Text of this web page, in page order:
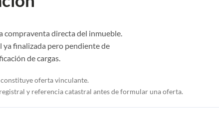
compraventa directa del inmueble.
finalizada pero pendiente de
de cargas.
oferta vinculante.
y referencia catastral antes de formular una oferta.